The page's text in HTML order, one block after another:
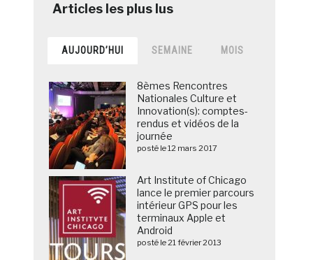
AUJOURD’HUI SEMAINE MOIS
8èmes Rencontres
Nationales Culture et
Innovation(s): comptes-
rendus et vidéos de la
journée
posté le 12 mars 2017
Art Institute of Chicago
lance le premier parcours
intérieur GPS pour les
terminaux Apple et
Android
posté le 21 février 2013